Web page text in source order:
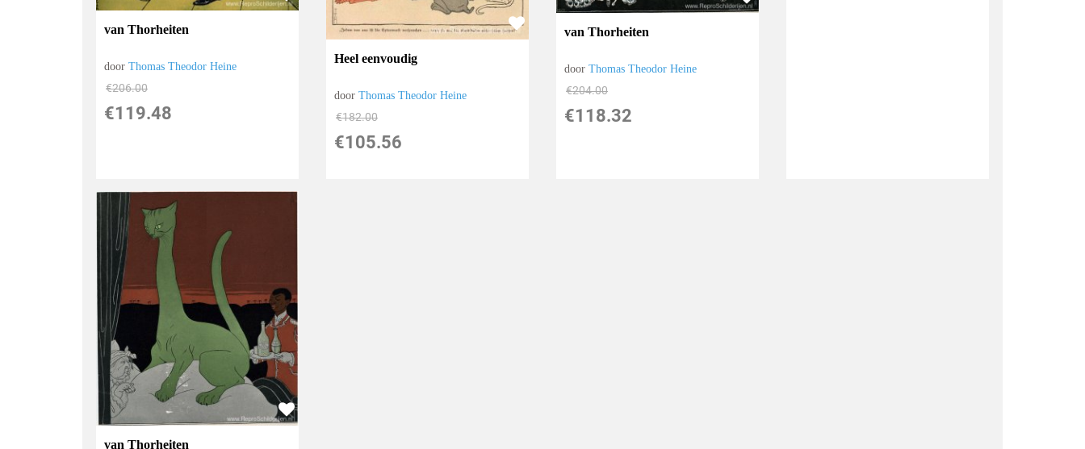
van Thorheiten
doorThomas Theodor Heine
€206.00
€119.48
Heel eenvoudig
doorThomas Theodor Heine
€182.00
€105.56
van Thorheiten
doorThomas Theodor Heine
€204.00
€118.32
van Thorheiten